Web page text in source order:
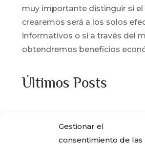
Gestionar el
consentimiento de las
muy importante distinguir si el
crearemos será a los solos
informativos o si a través del
obtendremos beneficios
Últimos Posts
ENCASA CIBELES compró al